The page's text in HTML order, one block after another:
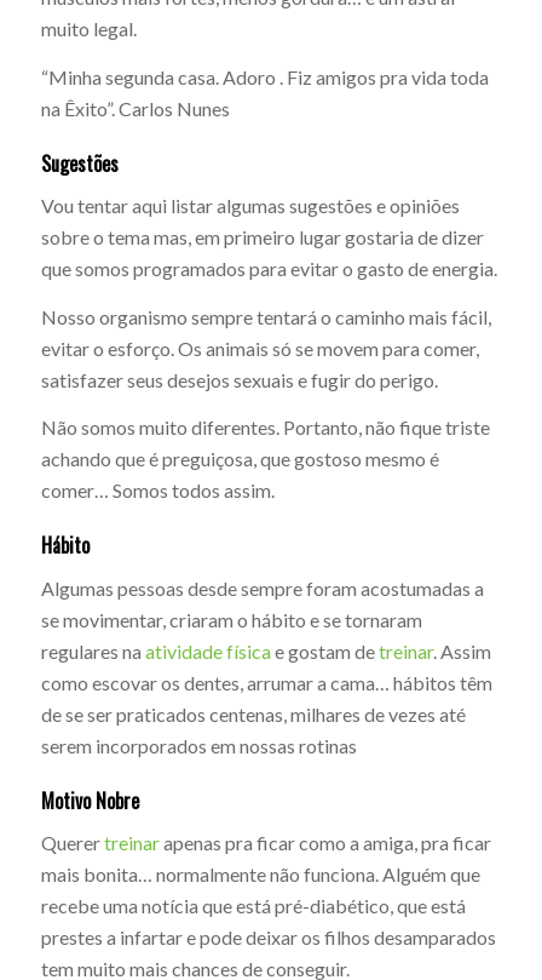
muito legal.
“Minha segunda casa. Adoro . Fiz amigos pra vida toda
na Êxito”. Carlos Nunes
Sugestões
Vou tentar aqui listar algumas sugestões e opiniões
sobre o tema mas, em primeiro lugar gostaria de dizer
que somos programados para evitar o gasto de energia.
Nosso organismo sempre tentará o caminho mais fácil,
evitar o esforço. Os animais só se movem para comer,
satisfazer seus desejos sexuais e fugir do perigo.
Não somos muito diferentes. Portanto, não fique triste
achando que é preguiçosa, que gostoso mesmo é
comer… Somos todos assim.
Hábito
Algumas pessoas desde sempre foram acostumadas a
se movimentar, criaram o hábito e se tornaram
regulares na atividade físicae gostam detreinar. Assim
como escovar os dentes, arrumar a cama… hábitos têm
de se ser praticados centenas, milhares de vezes até
serem incorporados em nossas rotinas
Motivo Nobre
Querertreinarapenas pra ficar como a amiga, pra ficar
mais bonita… normalmente não funciona. Alguém que
recebe uma notícia que está pré-diabético, que está
prestes a infartar e pode deixar os filhos desamparados
tem muito mais chances de conseguir.